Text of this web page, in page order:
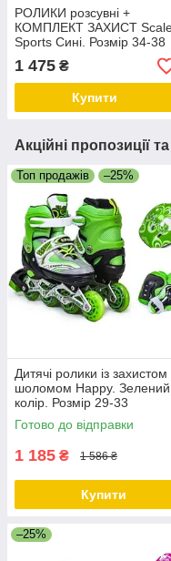
РОЛИКИ розсувні +
КОМПЛЕКТ ЗАХИСТ
Sports Сині. Розмір 34-38
1 475 ₴
Купити
Акційні пропозиції
Топ продажів –25%
Дитячі ролики із захистом
шоломом Happy. Зелений
колір. Розмір 29-33
Готово до відправки
1 185 ₴ 1 586 ₴
Купити
–25%